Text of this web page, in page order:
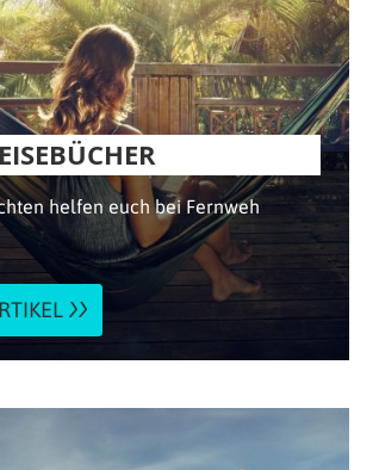
helfen euch bei Fernweh